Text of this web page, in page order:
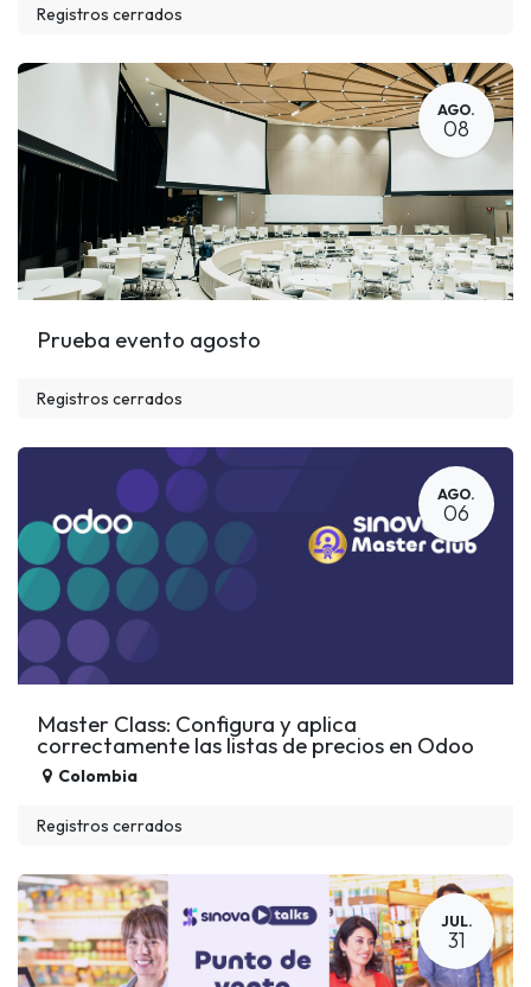
Registros cerrados
AGO.
08
Prueba evento agosto
Registros cerrados
AGO.
06
Master Class: Configura y aplica
correctamente las listas de precios en Odoo
Colombia
Registros cerrados
JUL.
31